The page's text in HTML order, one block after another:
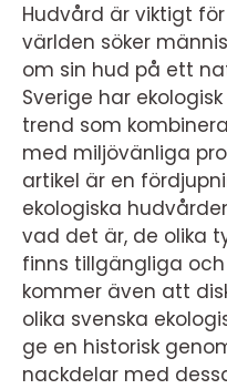
Hudvård är viktigt
världen söker
om sin hud på ett
Sverige har
trend som
med miljövänliga
artikel är en
ekologiska
vad det är, de olika
finns tillgängliga
kommer även att
olika svenska
ge en historisk
nackdelar med